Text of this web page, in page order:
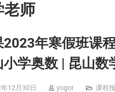
老师
2023年寒假班课
小学奥数 | 昆山
12月30日 yogor 课程